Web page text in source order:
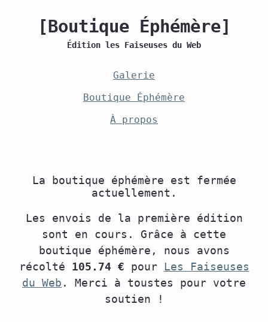
[Boutique Éphémère]
Édition les Faiseuses du Web
Galerie
Boutique Éphémère
À propos
La boutique éphémère est fermée
actuellement.
Les envois de la première édition
sont en cours. Grâce à cette
boutique éphémère, nous avons
récolté 105.74 € pour
Les Faiseuses
du Web . Merci à toustes pour votre
soutien !